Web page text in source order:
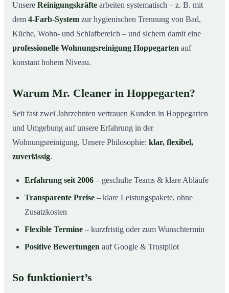
Unsere Reinigungskräfte arbeiten systematisch – z. B. mit
dem 4-Farb-System zur hygienischen Trennung von Bad,
Küche, Wohn- und Schlafbereich – und sichern damit eine
professionelle Wohnungsreinigung Hoppegarten auf
konstant hohem Niveau.
Warum Mr. Cleaner in Hoppegarten?
Seit fast zwei Jahrzehnten vertrauen Kunden in Hoppegarten
und Umgebung auf unsere Erfahrung in der
Wohnungsreinigung. Unsere Philosophie: klar, flexibel,
zuverlässig.
Erfahrung seit 2006 – geschulte Teams & klare Abläufe
Transparente Preise – klare Leistungspakete, ohne
Zusatzkosten
Flexible Termine – kurzfristig oder zum Wunschtermin
Positive Bewertungen auf Google & Trustpilot
So funktioniert’s